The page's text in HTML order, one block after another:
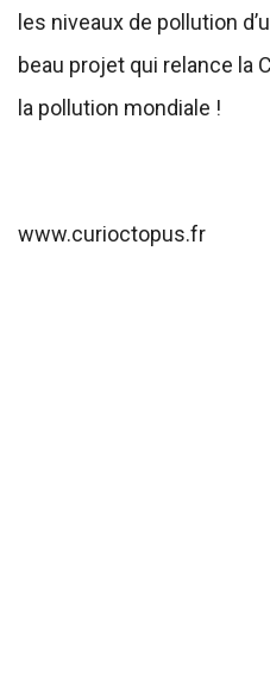
les niveaux de pollution
beau projet qui relance la
la pollution mondiale !
www.curioctopus.fr